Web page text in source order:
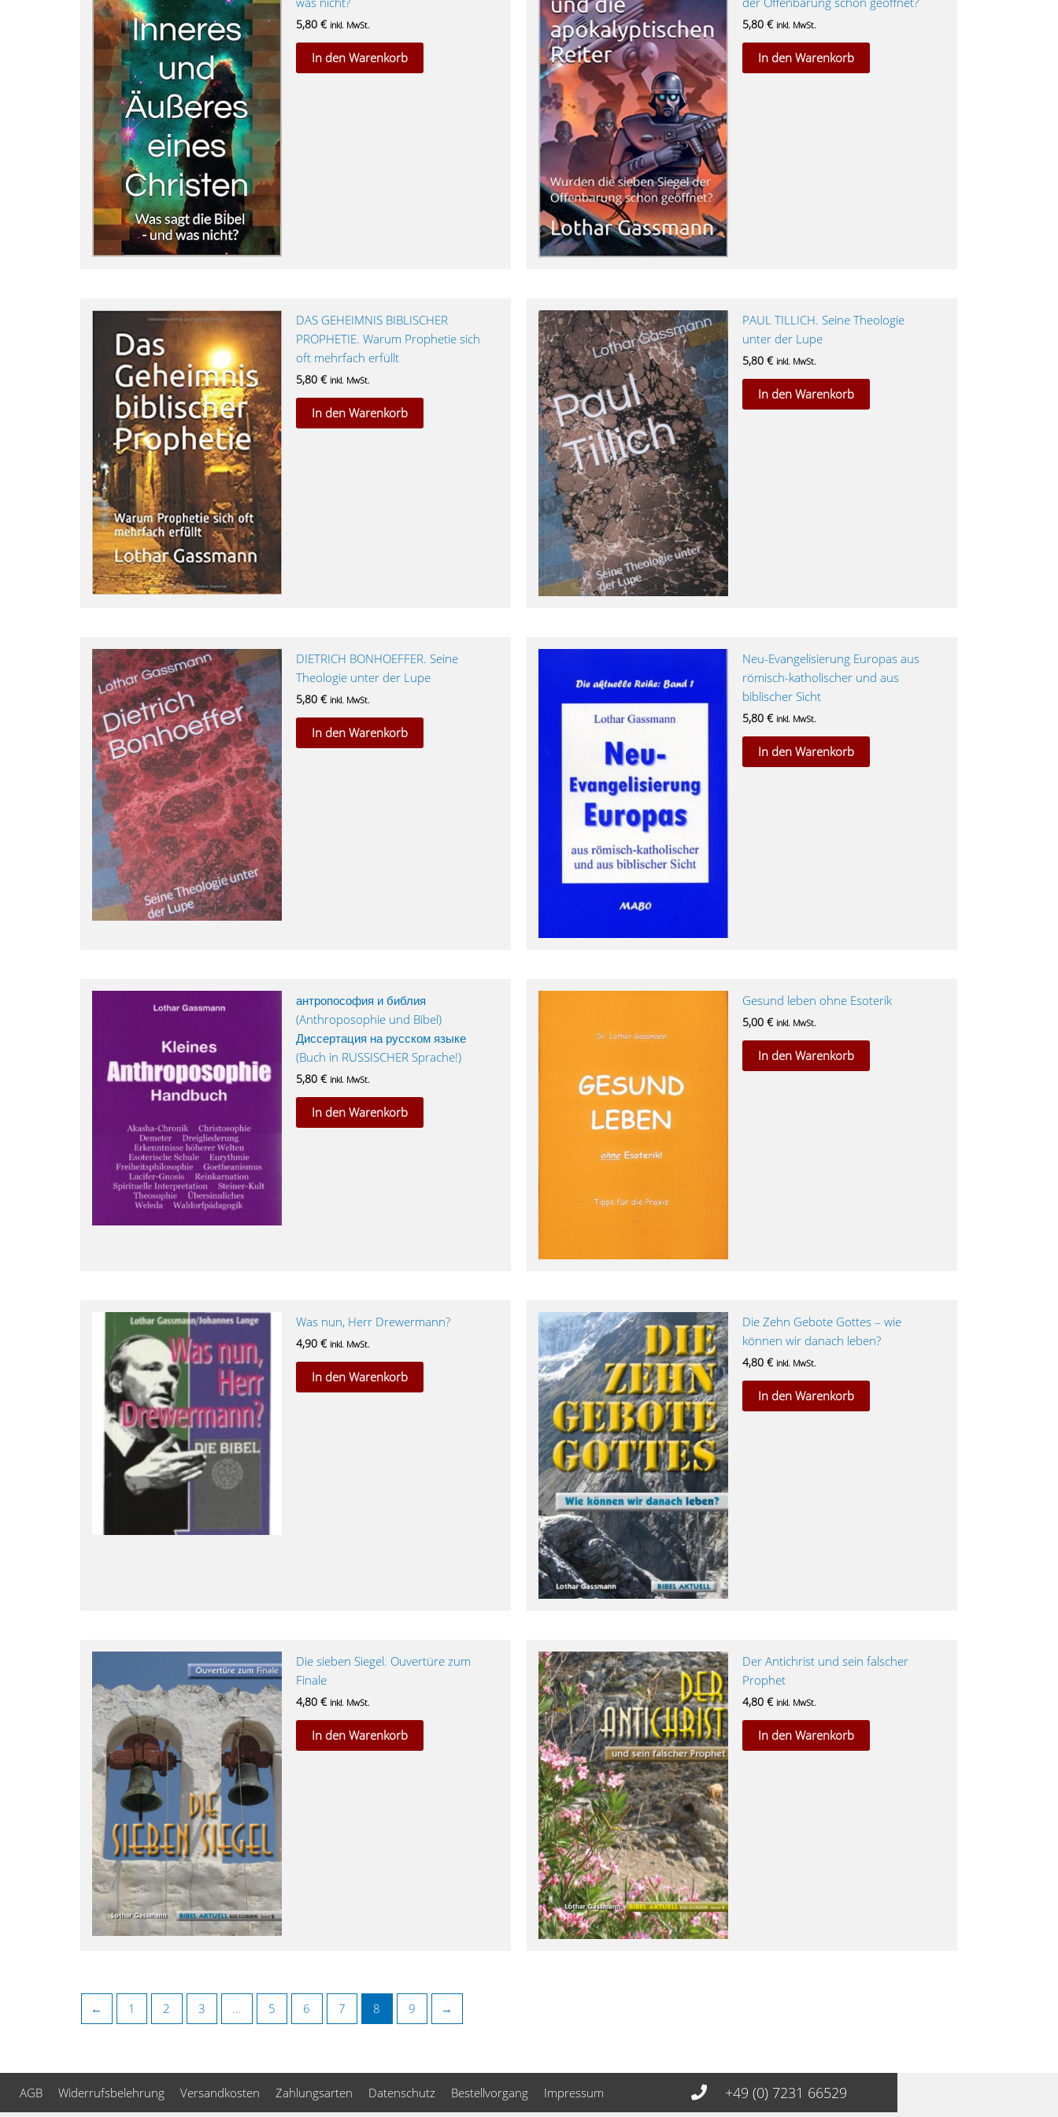
5,80 € inkl. MwSt.
In den Warenkorb
5,80 € inkl. MwSt.
In den Warenkorb
DAS GEHEIMNIS BIBLISCHER
PROPHETIE. Warum Prophetie sich
oft mehrfach erfüllt
5,80 € inkl. MwSt.
In den Warenkorb
PAUL TILLICH. Seine Theologie
unter der Lupe
5,80 € inkl. MwSt.
In den Warenkorb
DIETRICH BONHOEFFER. Seine
Theologie unter der Lupe
5,80 € inkl. MwSt.
In den Warenkorb
Neu-Evangelisierung Europas aus
römisch-katholischer und aus
biblischer Sicht
5,80 € inkl. MwSt.
In den Warenkorb
антропософия и библия
(Anthroposophie und Bibel)
Диссертация на русском языке
(Buch in RUSSISCHER Sprache!)
5,80 € inkl. MwSt.
In den Warenkorb
Gesund leben ohne Esoterik
5,00 € inkl. MwSt.
In den Warenkorb
Was nun, Herr Drewermann?
4,90 € inkl. MwSt.
In den Warenkorb
Die Zehn Gebote Gottes – wie
können wir danach leben?
4,80 € inkl. MwSt.
In den Warenkorb
Die sieben Siegel. Ouvertüre zum
Finale
4,80 € inkl. MwSt.
In den Warenkorb
Der Antichrist und sein falscher
Prophet
4,80 € inkl. MwSt.
In den Warenkorb
← 1 2 3 … 5 6 7 8 9 →
AGB Widerrufsbelehrung Versandkosten Zahlungsarten Datenschutz Bestellvorgang Impressum +49 (0) 7231 66529